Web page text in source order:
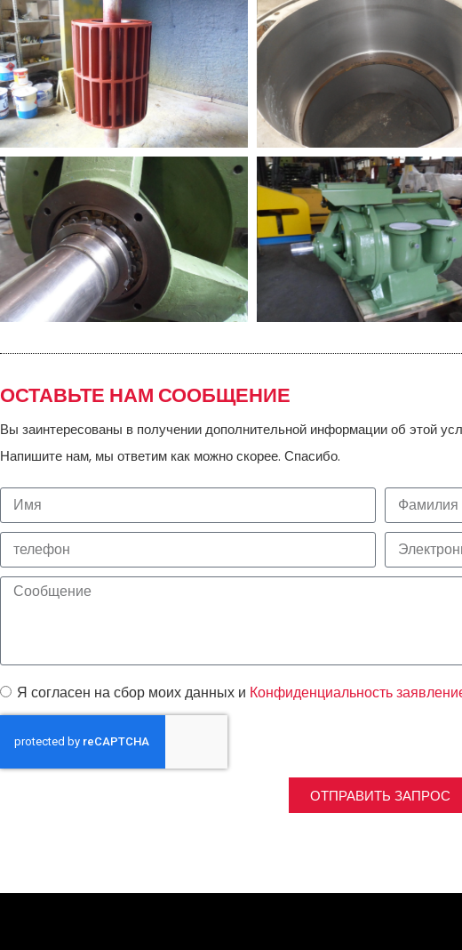
ОСТАВЬТЕ НАМ СООБЩЕНИЕ
Вы заинтересованы в получении дополнительной информации об этой
Напишите нам, мы ответим как можно скорее. Спасибо.
Я согласен на сбор моих данных и Конфиденциальность
ОТПРАВИТЬ ЗАПРОС